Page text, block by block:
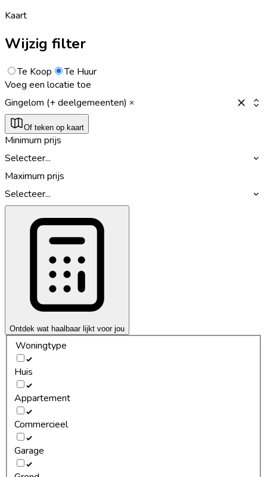
Kaart
Wijzig filter
Te Koop
Te Huur
Voeg een locatie toe
Gingelom (+ deelgemeenten)
Of teken op kaart
Minimum prijs
Selecteer...
Maximum prijs
Selecteer...
Ontdek wat haalbaar lijkt voor jou
Woningtype
Huis
Appartement
Commercieel
Garage